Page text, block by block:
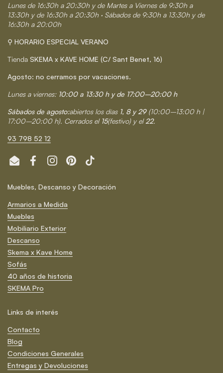
Lunes de 16:30h a 20:30h y de Martes a Viernes de 9:30h a
13:30h y de 16:30h a 20:30h · Sábados de 9:30h a 13:30h y de
16:30h a 20:00h
⚲ HORARIO ESPECIAL VERANO
Tienda SKEMA x KAVE HOME (C/ Sant Benet, 16)
Agosto: no cerramos por vacaciones.
Lunes a viernes: 10:00 a 13:30 h y de 17:00–20:00 h
Sábados de agosto:abiertos los días 1, 8 y 29 (10:00–13:00 h |
17:00–20:00 h). Cerrados el 15(festivo) y el22.
93 798 52 12
Email FacebookInstagramPinterestTikTok
Muebles, Descanso y Decoración
Armarios a Medida
Muebles
Mobiliario Exterior
Descanso
Skema x Kave Home
Sofás
40 años de historia
SKEMA Pro
Links de interés
Contacto
Blog
Condiciones Generales
Entregas y Devoluciones